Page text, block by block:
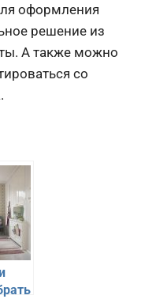
оформления
решение из
А также можно
со